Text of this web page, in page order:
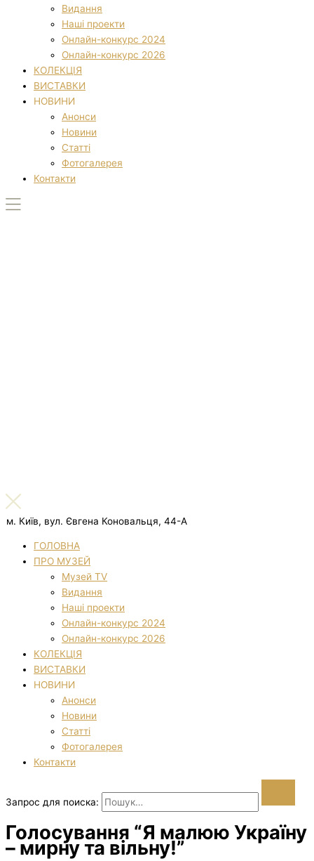
Видання
Наші проекти
Онлайн-конкурс 2024
Онлайн-конкурс 2026
КОЛЕКЦІЯ
ВИСТАВКИ
НОВИНИ
Анонси
Новини
Статті
Фотогалерея
Контакти
м. Київ, вул. Євгена Коновальця, 44-А
ГОЛОВНА
ПРО МУЗЕЙ
Музей TV
Видання
Наші проекти
Онлайн-конкурс 2024
Онлайн-конкурс 2026
КОЛЕКЦІЯ
ВИСТАВКИ
НОВИНИ
Анонси
Новини
Статті
Фотогалерея
Контакти
Запрос для поиска:
Голосування “Я малюю Україну
– мирну та вільну!”